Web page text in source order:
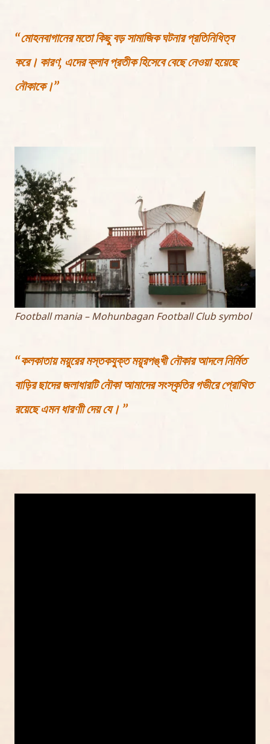
“মোহনবাগানের মতো কিছু বড় সামাজিক ঘটনার প্রতিনিধিত্ব
করে। কারণ, এদের ক্লাব প্রতীক হিসেবে বেছে নেওয়া হয়েছে
নৌকাকে।”
Football mania – Mohunbagan Football Club symbol
“কলকাতায় ময়ুরের মস্তকযুক্ত ময়ূরপঙ্খী নৌকার আদলে নির্মিত
বাড়ির ছাদের জলাধারটি নৌকা আমাদের সংস্কৃতির গভীরে প্রোথিত
রয়েছে এমন ধারণাী দেয় যে। ”